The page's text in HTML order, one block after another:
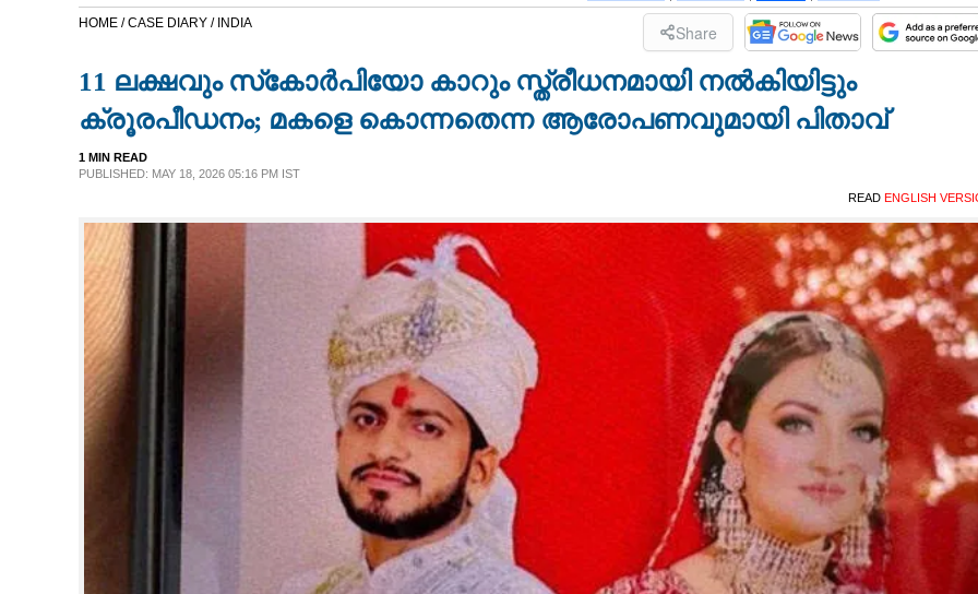
NEWS 360
CASE DIARY
LIFESTYLE
HOME /CASE DIARY / INDIA Share
11 ലക്ഷവും സ്‌കോർപിയോ കാറും സ്ത്രീധനമായി നൽകിയിട്ടും
ക്രൂരപീഡനം; മകളെ കൊന്നതെന്ന ആരോപണവുമായി പിതാവ്
1 MIN READ
PUBLISHED: MAY 18, 2026 05:16 PM IST
READ ENGLISH